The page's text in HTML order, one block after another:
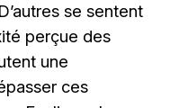
se sentent
perçue des
une
ces